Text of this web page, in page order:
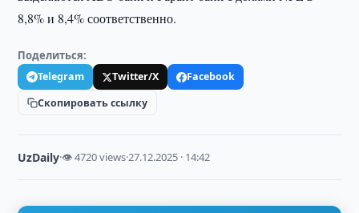
8,8% и 8,4% соответственно.
Поделиться:
Telegram Twitter/X
Facebook
Скопировать ссылку
UzDaily·👁 4720 views·27.12.2025 · 14:42